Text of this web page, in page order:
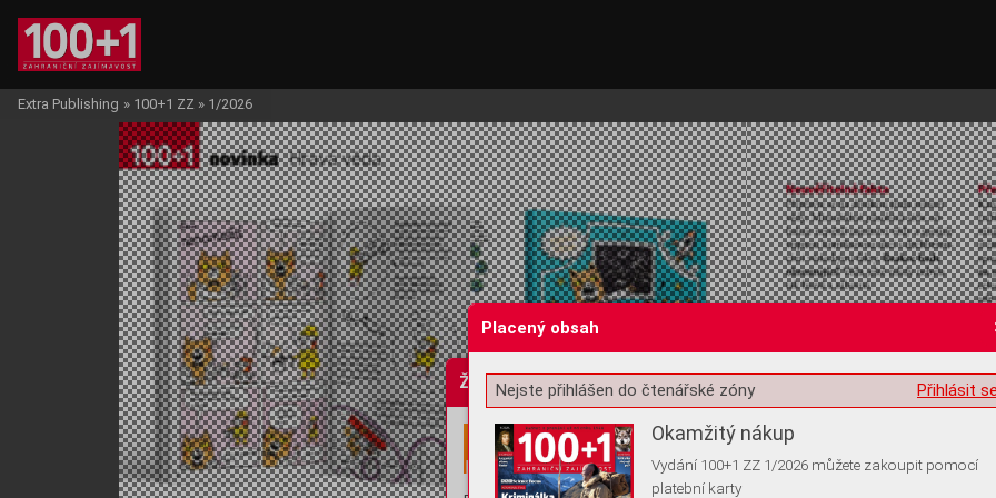
Žádost o souhlas s ukládáním volitelných informací
Extra Publishing » 100+1 ZZ » 1/2026
Placený obsah
Přihlásit
Nejste přihlášen do čtenářské zóny
Okamžitý nákup
Vydání 100+1 ZZ 1/2026 můžete zakoupit pomocí
platební karty